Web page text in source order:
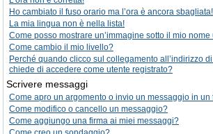
Ho cambiato il fuso orario ma l’ora è ancora sbagliata!
La mia lingua non è nella lista!
Come posso mostrare un’immagine sotto il mio nome
Come cambio il mio livello?
Perché quando clicco sul collegamento all’indirizzo
chiede di accedere come utente registrato?
Scrivere messaggi
Come apro un argomento o invio un messaggio in un
Come modifico o cancello un messaggio?
Come aggiungo una firma ai miei messaggi?